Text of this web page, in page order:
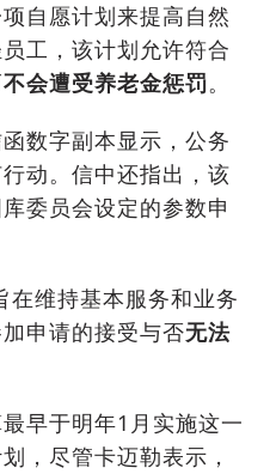
自愿计划来提高自然
工，该计划允许符合
不会遭受养老金惩罚。
数字副本显示，公务
动。信中还指出，该
委员会设定的参数申
在维持基本服务和业务
申请的接受与否无法
早于明年1月实施这一
，尽管卡迈勒表示，